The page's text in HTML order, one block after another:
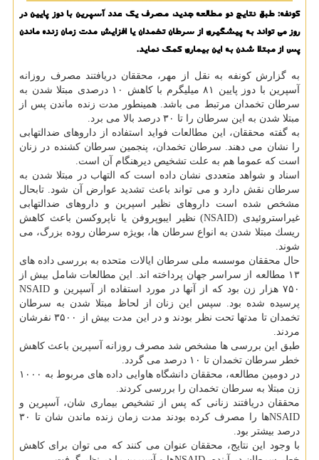
كونفه: طبق نتایج دو مطالعه جدید، مصرف یك عدد آسپرین با دوز پایین در
روز می تواند به پیشگیری از سرطان تخمدان یا افزایش مدت زمان زنده ماندن
پس از مبتلا شدن به این بیماری كمك نماید.
به گزارش كونفه به نقل از مهر، محققان دریافتند مصرف روزانه
آسپرین با دوز پایین ۸۱ میلیگرم با كاهش ۱۰ درصدی مبتلا شدن به
سرطان تخمدان مرتبط می باشد. همینطور مدت زنده ماندن پس از
مبتلا شدن به این سرطان را تا ۳۰ درصد بالا می برد.
به گفته محققان، این مطالعات فواید استفاده از داروهای ضدالتهابی
را نشان می دهند. سرطان تخمدان، پنجمین سرطان كشنده در زنان
است كه عموما هم به علت تشخیص دیرهنگام آن است.
اسناد و شواهد متعددی نشان داده است كه التهاب در مبتلا شدن به
سرطان نقش دارد و می تواند باعث تشدید عوارض آن شود. تابحال
مشخص شده است داروهای نظیر اسپرین و داروهای ضدالتهابی
غیراستروئیدی (NSAID) نظیر ایبوپروفن یا ناپروكسن باعث كاهش
ریسك مبتلا شدن به انواع سرطان ها، بویژه سرطان روده بزرگ، می
شوند.
حال محققان موسسه ملی سرطان ایالات متحده به بررسی داده های
۱۳ مطالعه از سراسر جهان پرداخته اند. این مطالعات شامل بیش از
۷۵۰ هزار زن بود كه از آنها در مورد استفاده از آسپرین و NSAID
پرسیده شده بود. سپس این زنان از لحاظ مبتلا شدن به سرطان
تخمدان تا مدتها تحت نظر بودند و در این مدت بیش از ۳۵۰۰ نفرشان
مردند.
طبق این بررسی ها مشخص شد مصرف روزانه آسپرین باعث كاهش
خطر سرطان تخمدان تا ۱۰ درصد می گردد.
در دومین مطالعه، محققان دانشگاه هاوایی داده های مربوط به ۱۰۰۰
زن مبتلا به سرطان تخمدان را بررسی كردند.
محققان دریافتند زنانی كه پس از تشخیص بیماری شان، آسپرین و
NSAIDها را مصرف كرده بودند مدت زمان زنده ماندن شان تا ۳۰
درصد بیشتر بود.
با وجود این نتایج، محققان عنوان می كنند كه می توان برای كاهش